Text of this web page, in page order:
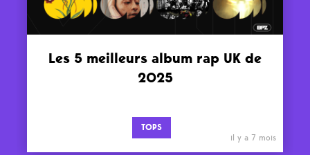
Les 5 meilleurs album rap UK de
2025
TOPS
il y a 7 mois